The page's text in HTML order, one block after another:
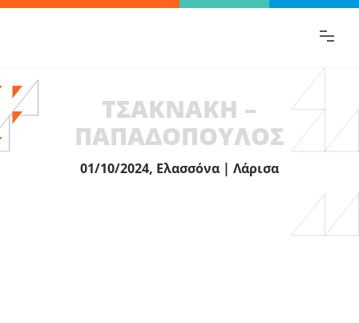
ΤΣΑΚΝΑΚΗ –
ΠΑΠΑΔΟΠΟΥΛΟΣ
01/10/2024, Ελασσόνα | Λάρισα
Βρες γρήγορα την πληροφορία που